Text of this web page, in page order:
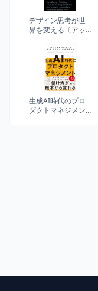
デザイン思考が世
界を変える〔アッ
ベーションを導く
新しい考え方
生成AI時代のプロ
ダクトマネジメン